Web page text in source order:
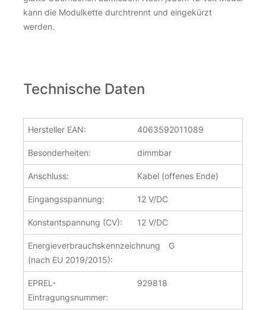
kann die Modulkette durchtrennt und eingekürzt
werden.
Technische Daten
Hersteller EAN: 4063592011089
Besonderheiten: dimmbar
Anschluss: Kabel (offenes Ende)
Eingangsspannung: 12 V/DC
Konstantspannung (CV): 12 V/DC
Energieverbrauchskennzeichnung
(nach EU 2019/2015):
G
EPREL-
Eintragungsnummer:
929818